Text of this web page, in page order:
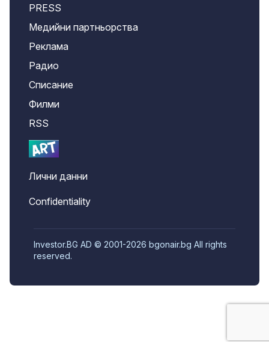
PRESS
Медийни партньорства
Реклама
Радио
Списание
Филми
RSS
Лични данни
Confidentiality
Investor.BG AD © 2001-2026 bgonair.bg All rights
reserved.